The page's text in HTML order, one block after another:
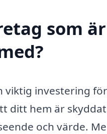
som
viktig investering
ditt hem är
och värde.